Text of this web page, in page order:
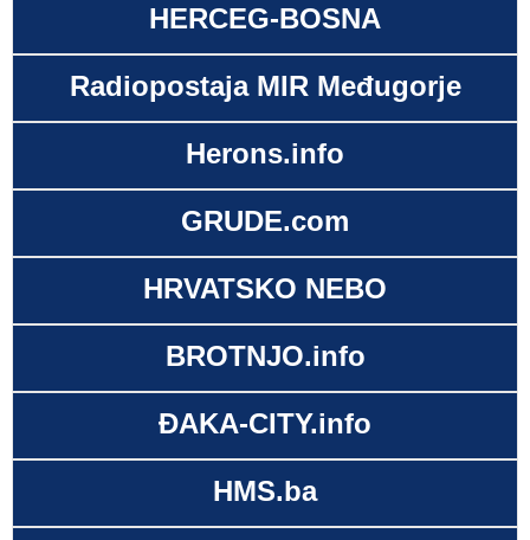
HERCEG-BOSNA
Radiopostaja MIR Međugorje
Herons.info
GRUDE.com
HRVATSKO NEBO
BROTNJO.info
ĐAKA-CITY.info
HMS.ba